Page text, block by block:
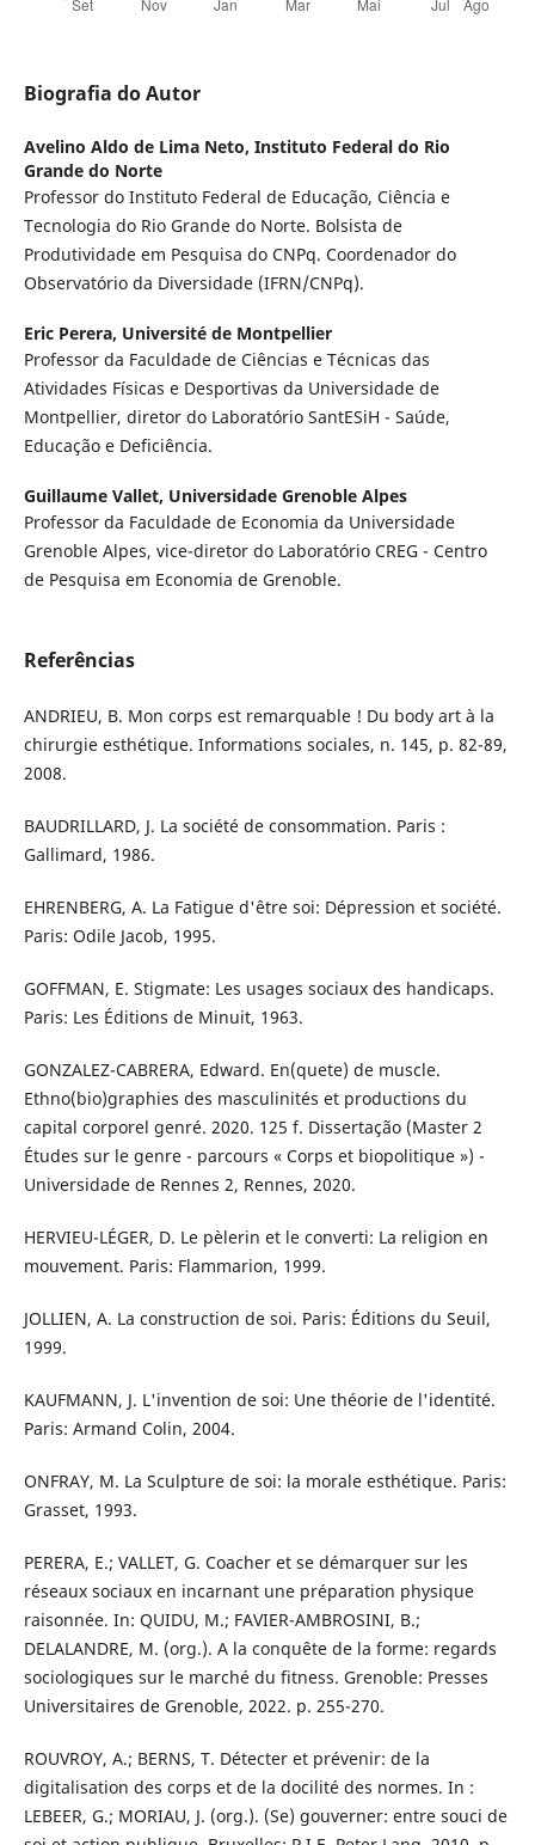
Biografia do Autor
Avelino Aldo de Lima Neto, Instituto Federal do Rio
Grande do Norte
Professor do Instituto Federal de Educação, Ciência e
Tecnologia do Rio Grande do Norte. Bolsista de
Produtividade em Pesquisa do CNPq. Coordenador do
Observatório da Diversidade (IFRN/CNPq).
Eric Perera, Université de Montpellier
Professor da Faculdade de Ciências e Técnicas das
Atividades Físicas e Desportivas da Universidade de
Montpellier, diretor do Laboratório SantESiH - Saúde,
Educação e Deficiência.
Guillaume Vallet, Universidade Grenoble Alpes
Professor da Faculdade de Economia da Universidade
Grenoble Alpes, vice-diretor do Laboratório CREG - Centro
de Pesquisa em Economia de Grenoble.
Referências
ANDRIEU, B. Mon corps est remarquable ! Du body art à la
chirurgie esthétique. Informations sociales, n. 145, p. 82-89,
2008.
BAUDRILLARD, J. La société de consommation. Paris :
Gallimard, 1986.
EHRENBERG, A. La Fatigue d'être soi: Dépression et société.
Paris: Odile Jacob, 1995.
GOFFMAN, E. Stigmate: Les usages sociaux des handicaps.
Paris: Les Éditions de Minuit, 1963.
GONZALEZ-CABRERA, Edward. En(quete) de muscle.
Ethno(bio)graphies des masculinités et productions du
capital corporel genré. 2020. 125 f. Dissertação (Master 2
Études sur le genre - parcours « Corps et biopolitique ») -
Universidade de Rennes 2, Rennes, 2020.
HERVIEU-LÉGER, D. Le pèlerin et le converti: La religion en
mouvement. Paris: Flammarion, 1999.
JOLLIEN, A. La construction de soi. Paris: Éditions du Seuil,
1999.
KAUFMANN, J. L'invention de soi: Une théorie de l'identité.
Paris: Armand Colin, 2004.
ONFRAY, M. La Sculpture de soi: la morale esthétique. Paris:
Grasset, 1993.
PERERA, E.; VALLET, G. Coacher et se démarquer sur les
réseaux sociaux en incarnant une préparation physique
raisonnée. In: QUIDU, M.; FAVIER-AMBROSINI, B.;
DELALANDRE, M. (org.). A la conquête de la forme: regards
sociologiques sur le marché du fitness. Grenoble: Presses
Universitaires de Grenoble, 2022. p. 255-270.
ROUVROY, A.; BERNS, T. Détecter et prévenir: de la
digitalisation des corps et de la docilité des normes. In :
LEBEER, G.; MORIAU, J. (org.). (Se) gouverner: entre souci de